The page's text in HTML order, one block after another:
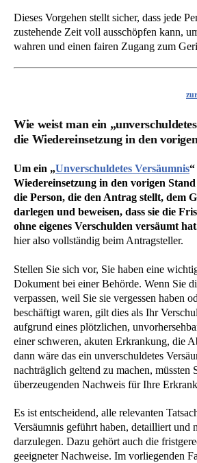
Dieses Vorgehen stellt sicher, dass jede
zustehende Zeit voll ausschöpfen kann,
wahren und einen fairen Zugang zum
Wie weist man ein
die Wiedereinsetzung in den
Um ein „Unverschuldetes Versäumnis
Wiedereinsetzung in den vorigen
die Person, die den Antrag stellt, dem
darlegen und beweisen, dass sie die
ohne eigenes Verschulden versäumt
hier also vollständig beim Antragsteller.
Stellen Sie sich vor, Sie haben eine
Dokument bei einer Behörde. Wenn Sie
verpassen, weil Sie sie vergessen haben
beschäftigt waren, gilt dies als Ihr
aufgrund eines plötzlichen,
einer schweren, akuten Erkrankung, die
dann wäre das ein unverschuldetes
nachträglich geltend zu machen, müssten
überzeugenden Nachweis für Ihre
Es ist entscheidend, alle relevanten
Versäumnis geführt haben, detailliert und
darzulegen. Dazu gehört auch die
geeigneter Nachweise. Im vorliegenden